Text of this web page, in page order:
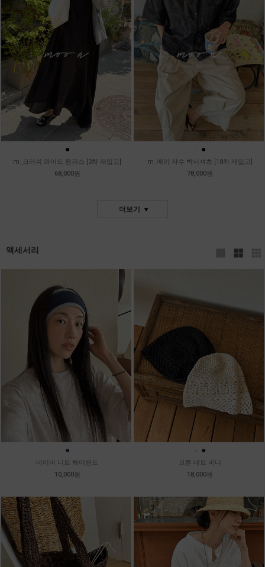
●
m_크러쉬 와이드 원피스 [3차 재입고]
68,000원
●
m_베리 자수 박시셔츠 [18차 재입고]
78,000원
더보기
액세서리
●
네이비 니트 헤어밴드
10,000원
●
코튼 네트 비니
18,000원